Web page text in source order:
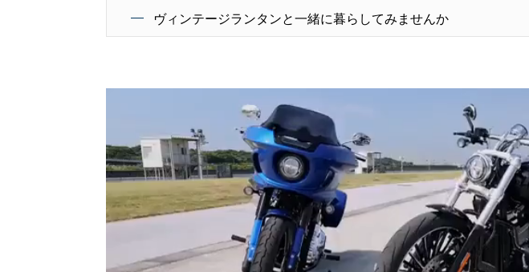
ヴィンテージランタンと一緒に暮らしてみませんか